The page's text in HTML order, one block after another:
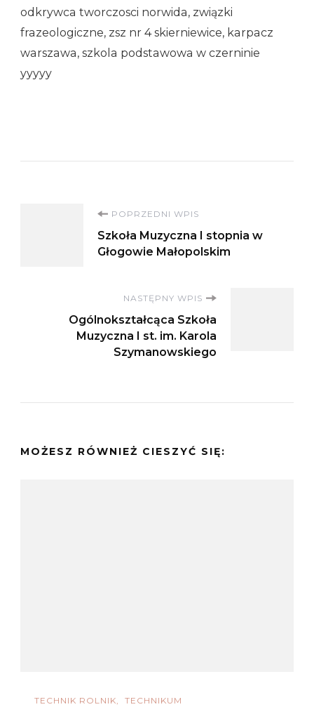
odkrywca tworczosci norwida, związki
frazeologiczne, zsz nr 4 skierniewice, karpacz
warszawa, szkola podstawowa w czerninie
yyyyy
Nawigacja
wpisu
POPRZEDNI WPIS
Szkoła Muzyczna I stopnia w
Głogowie Małopolskim
NASTĘPNY WPIS
Ogólnokształcąca Szkoła
Muzyczna I st. im. Karola
Szymanowskiego
MOŻESZ RÓWNIEŻ CIESZYĆ SIĘ:
TECHNIK ROLNIK TECHNIKUM